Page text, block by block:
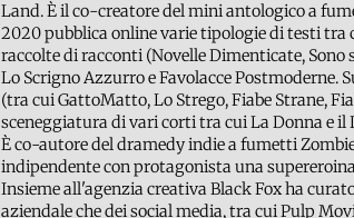
Land. È il co-creatore del mini antologico a
2020 pubblica online varie tipologie di testi
raccolte di racconti (Novelle Dimenticate,
Lo Scrigno Azzurro e Favolacce Postmoderne.
(tra cui GattoMatto, Lo Strego, Fiabe Strane,
sceneggiatura di vari corti tra cui La Donna e il
È co-autore del dramedy indie a fumetti
indipendente con protagonista una
Insieme all'agenzia creativa Black Fox ha
aziendale che dei social media, tra cui Pulp